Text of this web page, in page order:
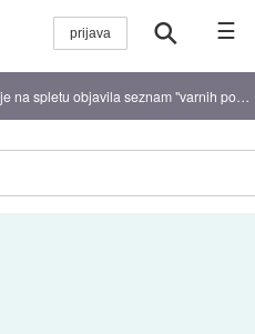
☰
spletu objavila seznam "varnih poštnih predalov"